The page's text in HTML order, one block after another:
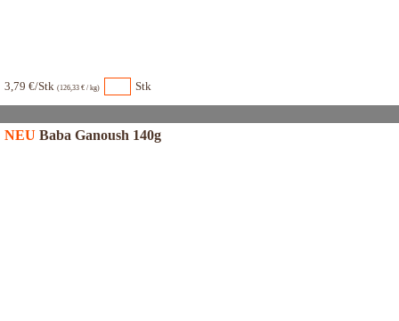
3,79 €/Stk (126,33 € / kg) Stk
NEU Baba Ganoush 140g